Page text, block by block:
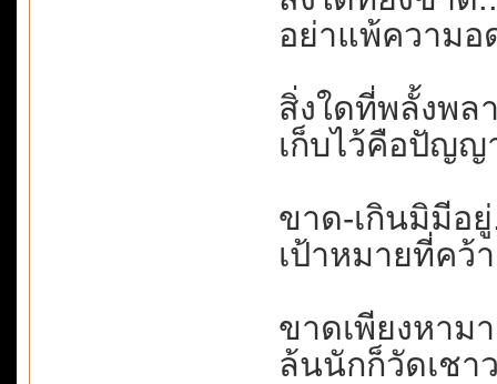
อย่าแพ้ความอ
สิ่งใดที่พลั้งพล
เก็บไว้คือปัญญ
ขาด-เกินมิมีอ
เป้าหมายที่คว้
ขาดเพียงหาม
ล้นนักก็วัดเชา